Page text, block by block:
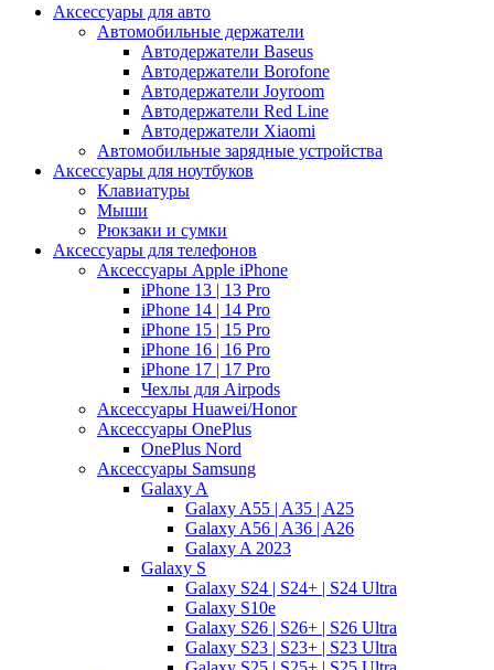
Аксессуары для авто
Автомобильные держатели
Автодержатели Baseus
Автодержатели Borofone
Автодержатели Joyroom
Автодержатели Red Line
Автодержатели Xiaomi
Автомобильные зарядные устройства
Аксессуары для ноутбуков
Клавиатуры
Мыши
Рюкзаки и сумки
Аксессуары для телефонов
Аксессуары Apple iPhone
iPhone 13 | 13 Pro
iPhone 14 | 14 Pro
iPhone 15 | 15 Pro
iPhone 16 | 16 Pro
iPhone 17 | 17 Pro
Чехлы для Airpods
Аксессуары Huawei/Honor
Аксессуары OnePlus
OnePlus Nord
Аксессуары Samsung
Galaxy A
Galaxy A55 | A35 | A25
Galaxy A56 | A36 | A26
Galaxy A 2023
Galaxy S
Galaxy S24 | S24+ | S24 Ultra
Galaxy S10e
Galaxy S26 | S26+ | S26 Ultra
Galaxy S23 | S23+ | S23 Ultra